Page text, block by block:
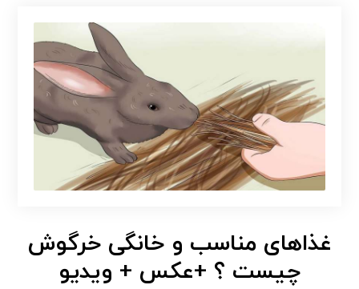
غذاهای مناسب و خانگی خرگوش
چیست ؟ +عکس + ویدیو